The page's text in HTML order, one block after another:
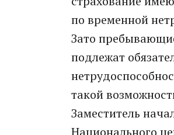
по временной
Зато
подлежат
такой
Заместитель
Национального